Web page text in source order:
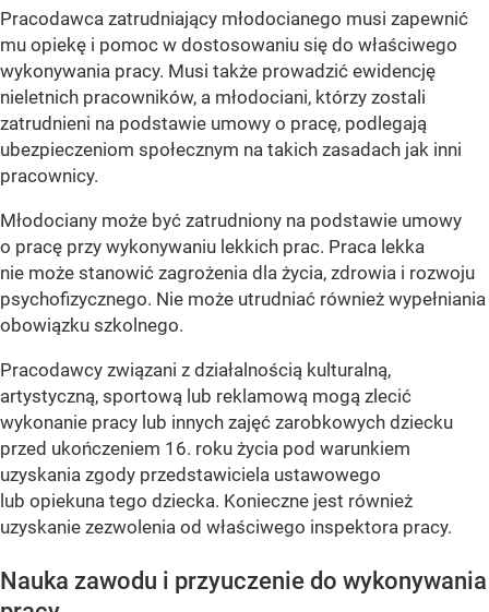
Pracodawca zatrudniający młodocianego musi zapewnić
mu opiekę i pomoc w dostosowaniu się do właściwego
wykonywania pracy. Musi także prowadzić ewidencję
nieletnich pracowników, a młodociani, którzy zostali
zatrudnieni na podstawie umowy o pracę, podlegają
ubezpieczeniom społecznym na takich zasadach jak inni
pracownicy.
Młodociany może być zatrudniony na podstawie umowy
o pracę przy wykonywaniu lekkich prac. Praca lekka
nie może stanowić zagrożenia dla życia, zdrowia i rozwoju
psychofizycznego. Nie może utrudniać również wypełniania
obowiązku szkolnego.
Pracodawcy związani z działalnością kulturalną,
artystyczną, sportową lub reklamową mogą zlecić
wykonanie pracy lub innych zajęć zarobkowych dziecku
przed ukończeniem 16. roku życia pod warunkiem
uzyskania zgody przedstawiciela ustawowego
lub opiekuna tego dziecka. Konieczne jest również
uzyskanie zezwolenia od właściwego inspektora pracy.
Nauka zawodu i przyuczenie do wykonywania